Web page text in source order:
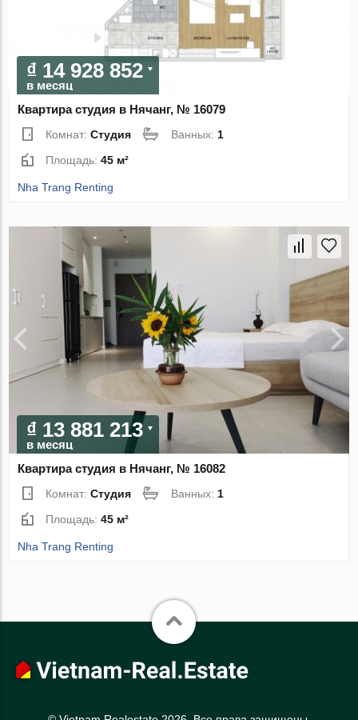
₫ 14 928 852
в месяц
Квартира студия в Нячанг, № 16079
Комнат:Студия Ванных: 1
Площадь:45 м²
Nha Trang Renting
₫ 13 881 213
в месяц
Квартира студия в Нячанг, № 16082
Комнат:Студия Ванных: 1
Площадь:45 м²
Nha Trang Renting